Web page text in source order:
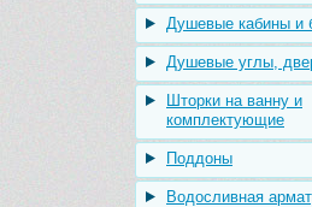
Душевые кабины и
Душевые углы,
Шторки на ванну и
комплектующие
Поддоны
Водосливная